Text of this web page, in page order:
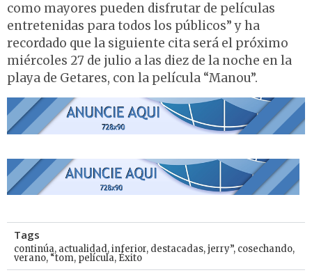
como mayores pueden disfrutar de películas
entretenidas para todos los públicos” y ha
recordado que la siguiente cita será el próximo
miércoles 27 de julio a las diez de la noche en la
playa de Getares, con la película “Manou”.
Tags
continúa, actualidad,inferior, destacadas,jerry”, cosechando,
verano, “tom, película, Éxito